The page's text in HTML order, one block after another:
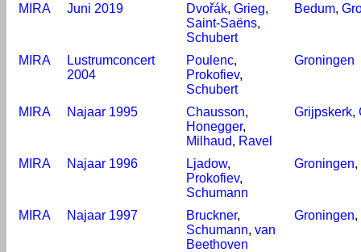
MIRA Juni 2019 Dvořák, Grieg,
Saint-Saëns,
Schubert
Bedum,
MIRA
Lustrumconcert
2004
Poulenc,
Prokofiev,
Schubert
Groningen
MIRA Najaar 1995 Chausson,
Honegger,
Milhaud, Ravel
Grijpskerk,
MIRA Najaar 1996 Ljadow,
Prokofiev,
Schumann
Groningen,
MIRA Najaar 1997 Bruckner,
Schumann, van
Beethoven
Groningen,